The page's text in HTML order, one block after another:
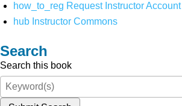
how_to_reg Request Instructor Account
hub Instructor Commons
Search
Search this book